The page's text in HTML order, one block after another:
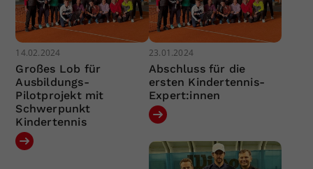
14.02.2024
Großes Lob für
Ausbildungs-
Pilotprojekt mit
Schwerpunkt
Kindertennis
23.01.2024
Abschluss für die
ersten Kindertennis-
Expert:innen